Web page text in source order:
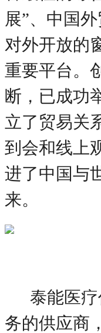
展”、中国
对外开放的
重要平台。
断，已成功
立了贸易关
到会和线上
进了中国与
来。
泰能医
务的供应商